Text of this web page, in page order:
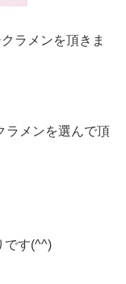
ラメンを頂きま
ラメンを選んで頂
です(^^)